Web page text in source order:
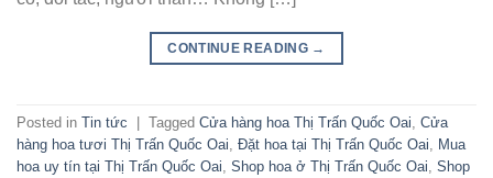
CONTINUE READING →
Posted in Tin tức Tagged Cửa hàng hoa Thị Trấn Quốc Oai Cửa
hàng hoa tươi Thị Trấn Quốc Oai Đặt hoa tại Thị Trấn Quốc Oai
Mua
hoa uy tín tại Thị Trấn Quốc Oai Shop hoa ở Thị Trấn Quốc Oai Shop